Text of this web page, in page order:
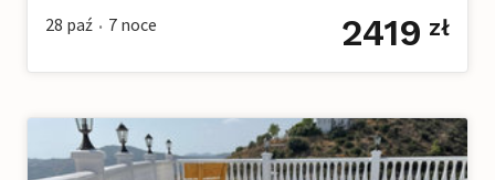
28 paź • 7 noce 2419 zł